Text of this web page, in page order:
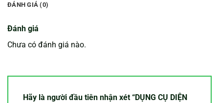
ĐÁNH GIÁ (0)
Đánh giá
Chưa có đánh giá nào.
Hãy là người đầu tiên nhận xét “DỤNG CỤ DIỆN